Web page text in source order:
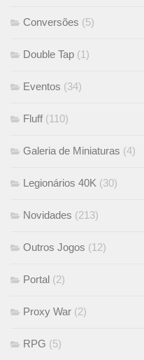
Conversões (5)
Double Tap (1)
Eventos (34)
Fluff (110)
Galeria de Miniaturas (4)
Legionários 40K (30)
Novidades (213)
Outros Jogos (12)
Portal (2)
Proxy War (2)
RPG (5)